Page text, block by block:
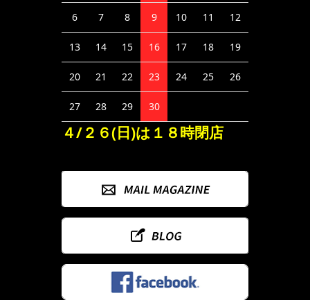
6 7 8 9 10 11 12
13 14 15 16 17 18 19
20 21 22 23 24 25 26
27 28 29 30
４/２６(日)は１８時閉店